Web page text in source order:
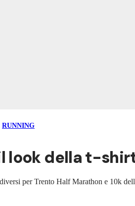
RUNNING
look della t-
per Trento Half Marathon e 10k